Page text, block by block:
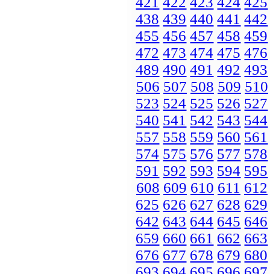
438 439 440 441 442
455 456 457 458 459
472 473 474 475 476
489 490 491 492 493
506 507 508 509 510
523 524 525 526 527
540 541 542 543 544
557 558 559 560 561
574 575 576 577 578
591 592 593 594 595
608 609 610 611 612
625 626 627 628 629
642 643 644 645 646
659 660 661 662 663
676 677 678 679 680